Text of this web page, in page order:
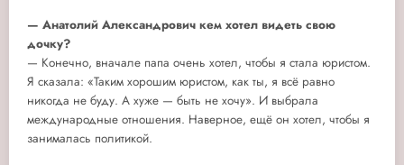
— Анатолий Александрович кем хотел видеть свою
дочку?
— Конечно, вначале папа очень хотел, чтобы я стала юристом.
Я сказала: «Таким хорошим юристом, как ты, я всё равно
никогда не буду. А хуже — быть не хочу». И выбрала
международные отношения. Наверное, ещё он хотел, чтобы я
занималась политикой.